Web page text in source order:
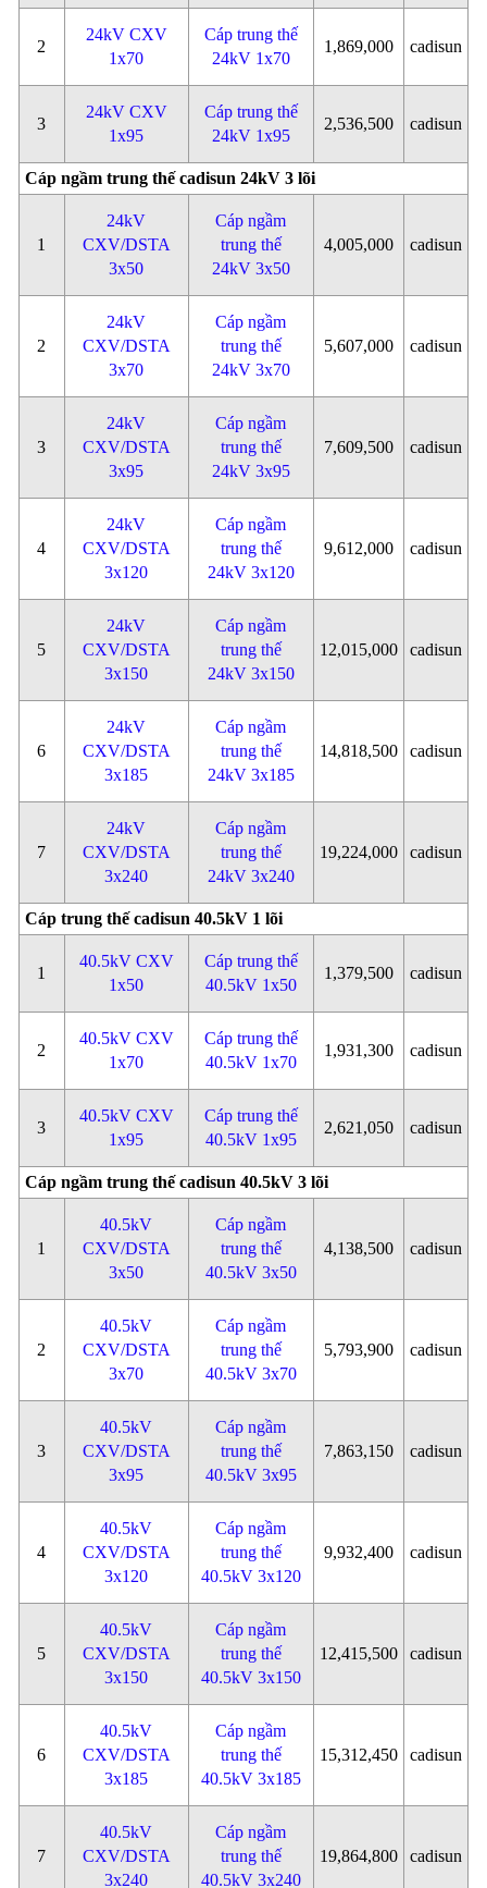
2
24kV CXV
1x70
Cáp trung thế
24kV 1x70
1,869,000 cadisun
3
24kV CXV
1x95
Cáp trung thế
24kV 1x95
2,536,500 cadisun
Cáp ngầm trung thế cadisun 24kV 3 lõi
1
24kV
CXV/DSTA
3x50
Cáp ngầm
trung thế
24kV 3x50
4,005,000 cadisun
2
24kV
CXV/DSTA
3x70
Cáp ngầm
trung thế
24kV 3x70
5,607,000 cadisun
3
24kV
CXV/DSTA
3x95
Cáp ngầm
trung thế
24kV 3x95
7,609,500 cadisun
4
24kV
CXV/DSTA
3x120
Cáp ngầm
trung thế
24kV 3x120
9,612,000 cadisun
5
24kV
CXV/DSTA
3x150
Cáp ngầm
trung thế
24kV 3x150
12,015,000 cadisun
6
24kV
CXV/DSTA
3x185
Cáp ngầm
trung thế
24kV 3x185
14,818,500 cadisun
7
24kV
CXV/DSTA
3x240
Cáp ngầm
trung thế
24kV 3x240
19,224,000 cadisun
Cáp trung thế cadisun 40.5kV 1 lõi
1
40.5kV CXV
1x50
Cáp trung thế
40.5kV 1x50
1,379,500 cadisun
2
40.5kV CXV
1x70
Cáp trung thế
40.5kV 1x70
1,931,300 cadisun
3
40.5kV CXV
1x95
Cáp trung thế
40.5kV 1x95
2,621,050 cadisun
Cáp ngầm trung thế cadisun 40.5kV 3 lõi
1
40.5kV
CXV/DSTA
3x50
Cáp ngầm
trung thế
40.5kV 3x50
4,138,500 cadisun
2
40.5kV
CXV/DSTA
3x70
Cáp ngầm
trung thế
40.5kV 3x70
5,793,900 cadisun
3
40.5kV
CXV/DSTA
3x95
Cáp ngầm
trung thế
40.5kV 3x95
7,863,150 cadisun
4
40.5kV
CXV/DSTA
3x120
Cáp ngầm
trung thế
40.5kV 3x120
9,932,400 cadisun
5
40.5kV
CXV/DSTA
3x150
Cáp ngầm
trung thế
40.5kV 3x150
12,415,500 cadisun
6
40.5kV
CXV/DSTA
3x185
Cáp ngầm
trung thế
40.5kV 3x185
15,312,450 cadisun
7
40.5kV
CXV/DSTA
3x240
Cáp ngầm
trung thế
40.5kV 3x240
19,864,800 cadisun